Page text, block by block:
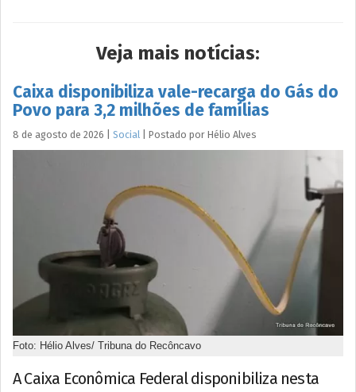
Veja mais notícias:
Caixa disponibiliza vale-recarga do Gás do
Povo para 3,2 milhões de famílias
8 de agosto de 2026 Social Postado por Hélio Alves
Foto: Hélio Alves/ Tribuna do Recôncavo
A Caixa Econômica Federal disponibiliza nesta